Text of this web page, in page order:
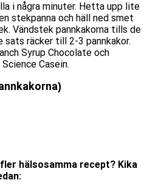
i några minuter. Hetta upp lite
stekpanna och häll ned smet
Vändstek pannkakorna tills de
räcker till 2-3 pannkakor.
Syrup Chocolate och
Casein.
hälsosamma recept? Kika